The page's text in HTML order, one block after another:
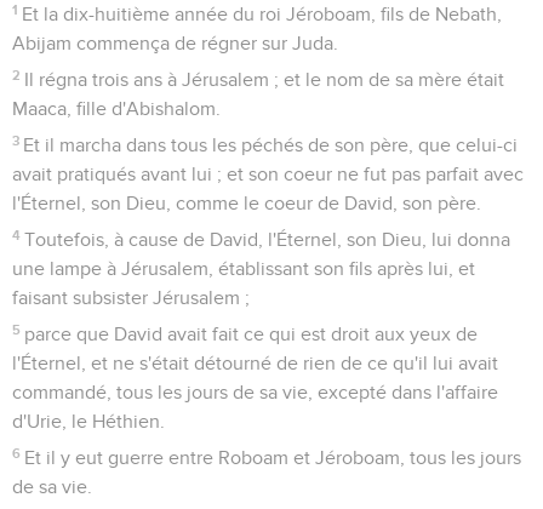
1 Et la dix-huitième année du roi Jéroboam, fils de Nebath,
Abijam commença de régner sur Juda.
2 Il régna trois ans à Jérusalem ; et le nom de sa mère était
Maaca, fille d'Abishalom.
3 Et il marcha dans tous les péchés de son père, que celui-ci
avait pratiqués avant lui ; et son coeur ne fut pas parfait avec
l'Éternel, son Dieu, comme le coeur de David, son père.
4 Toutefois, à cause de David, l'Éternel, son Dieu, lui donna
une lampe à Jérusalem, établissant son fils après lui, et
faisant subsister Jérusalem ;
5 parce que David avait fait ce qui est droit aux yeux de
l'Éternel, et ne s'était détourné de rien de ce qu'il lui avait
commandé, tous les jours de sa vie, excepté dans l'affaire
d'Urie, le Héthien.
6 Et il y eut guerre entre Roboam et Jéroboam, tous les jours
de sa vie.